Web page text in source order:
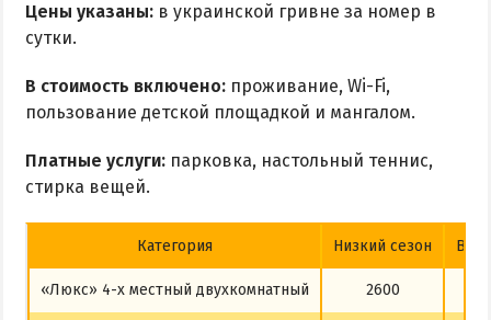
Цены указаны: в украинской гривне за номер в
сутки.
В стоимость включено: проживание, Wi-Fi,
пользование детской площадкой и мангалом.
Платные услуги: парковка, настольный теннис,
стирка вещей.
Категория Низкий сезон
«Люкс» 4-х местный двухкомнатный 2600